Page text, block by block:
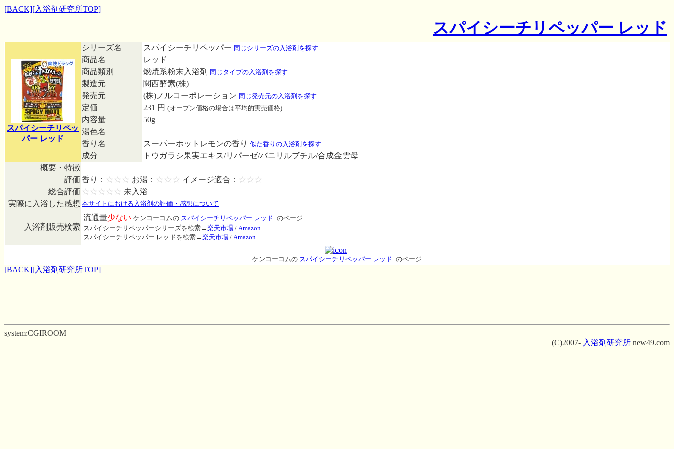
[BACK][入浴剤研究所TOP]
スパイシーチリペッパー レッド
スパイシーチリペッ
パー レッド
シリーズ名 スパイシーチリペッパー 同じシリーズの入浴剤を探す
商品名
レッド
商品類別
燃焼系粉末入浴剤 同じタイプの入浴剤を探す
製造元
関西酵素(株)
発売元
(株)ノルコーポレーション 同じ発売元の入浴剤を探す
定価 231 円 (オープン価格の場合は平均的実売価格)
内容量
50g
湯色名
香り名
スーパーホットレモンの香り 似た香りの入浴剤を探す
成分
トウガラシ果実エキス/リパーゼ/バニリルブチル/合成金雲母
概要・特徴
評価 香り： ☆☆☆ お湯： ☆☆☆ イメージ適合： ☆☆☆
総合評価 ☆☆☆☆☆ 未入浴
実際に入浴した感想 本サイトにおける入浴剤の評価・感想について
入浴剤販売検索
流通量少ない ケンコーコムの スパイシーチリペッパー レッド のページ
スパイシーチリペッパーシリーズを検索→楽天市場 / Amazon
スパイシーチリペッパー レッドを検索→楽天市場 / Amazon
ケンコーコムの スパイシーチリペッパー レッド のページ
[BACK][入浴剤研究所TOP]
system:CGIROOM
(C)2007- 入浴剤研究所 new49.com